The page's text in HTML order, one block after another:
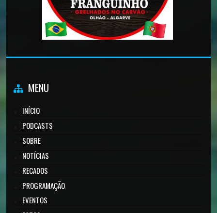
MENU
INÍCIO
PODCASTS
SOBRE
NOTÍCIAS
RECADOS
PROGRAMAÇÃO
EVENTOS